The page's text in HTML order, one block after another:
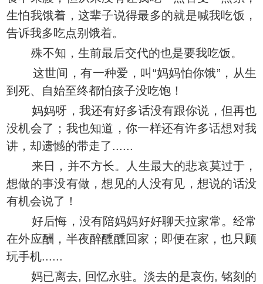
生怕我饿着，这辈子说得最多的就是喊我吃饭，
告诉我多吃点别饿着。
殊不知，生前最后交代的也是要我吃饭。
这世间，有一种爱，叫“妈妈怕你饿”，从生
到死、自始至终都怕孩子没吃饱！
妈妈呀，我还有好多话没有跟你说，但再也
没机会了；我也知道，你一样还有许多话想对我
讲，却遗憾的带走了......
来日，并不方长。人生最大的悲哀莫过于，
想做的事没有做，想见的人没有见，想说的话没
有机会说了！
好后悔，没有陪妈妈好好聊天拉家常。经常
在外应酬，半夜醉醺醺回家；即便在家，也只顾
玩手机......
妈已离去, 回忆永驻。淡去的是哀伤, 铭刻的